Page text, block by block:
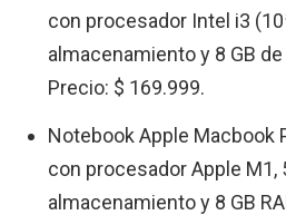
con procesador Intel i3
almacenamiento y 8 GB
Precio: $ 169.999.
Notebook Apple Macbook
con procesador Apple M1,
almacenamiento y 8 GB